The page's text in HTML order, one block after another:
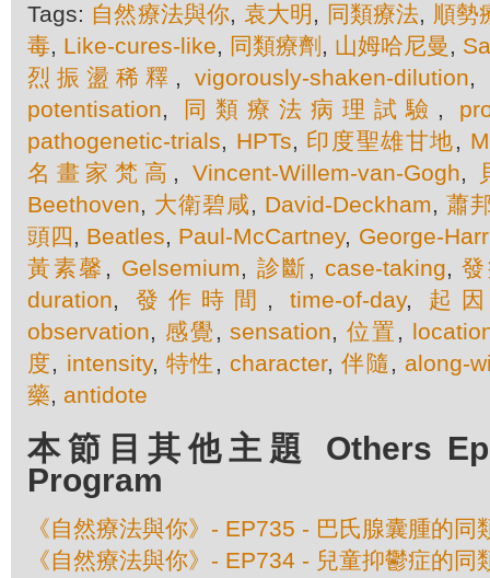
Tags: 自然療法與你, 袁大明 , 同類療法, 順勢
毒, Like-cures-like, 同類療劑 , 山姆哈尼曼 ,
烈振盪稀釋 , vigorously-shaken-dilution,
potentisation, 同類療法病理試驗 ,
pathogenetic-trials, HPTs, 印度聖雄甘地,
名畫家梵高 , Vincent-Willem-van-Gogh,
Beethoven, 大衛碧咸, David-Deckham, 蕭
頭四, Beatles, Paul-McCartney, George-
黃素馨 , Gelsemium, 診斷 , case-taking,
duration, 發作時間 , time-of-day, 起
observation, 感覺 ,sensation,位置 ,
度, intensity,特性 , character,伴隨 , along-
藥, antidote
本節目其他主題 Others
Program
《自然療法與你》- EP735 - 巴氏腺囊腫的同
《自然療法與你》- EP734 - 兒童抑鬱症的同